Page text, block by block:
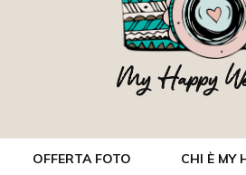
My Happy
OFFERTA FOTO CHI È MY